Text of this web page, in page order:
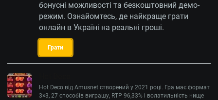
бонусні можливості та безкоштовний демо-
режим. Ознайомтесь, де найкраще грати
онлайн в Україні на реальні гроші.
Грати
Hot Deco від Amusnet створений у 2021 році. Гра має формат
3×3, 27 способів виграшу, RTP 96,33% і волатильність нище